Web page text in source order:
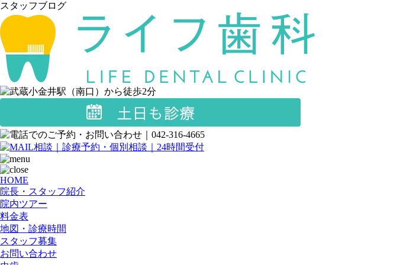
スタッフブログ
HOME
院長・スタッフ紹介
院内ツアー
料金表
地図・診療時間
スタッフ募集
お問い合わせ